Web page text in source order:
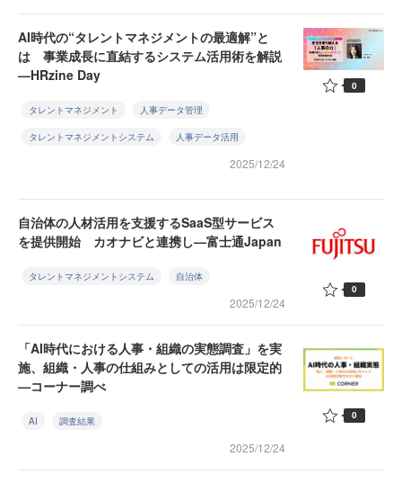
AI時代の“タレントマネジメントの最適解”と
は 事業成長に直結するシステム活用術を解説
—HRzine Day
タレントマネジメント 人事データ管理
タレントマネジメントシステム 人事データ活用
2025/12/24
0
自治体の人材活用を支援するSaaS型サービス
を提供開始 カオナビと連携し—富士通Japan
タレントマネジメントシステム 自治体
2025/12/24
0
「AI時代における人事・組織の実態調査」を実
施、組織・人事の仕組みとしての活用は限定的
—コーナー調べ
AI 調査結果
2025/12/24
0